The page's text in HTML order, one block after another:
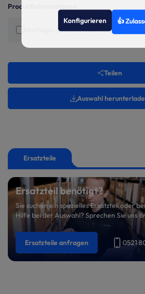
Produktinformationen
Montage- und Betriebsanleitung
Teilen
Auswahl
Ersatzteile
Ersatzteil benötigt?
Sie suchen ein spezielles Ersatzteil oder
Hilfe bei der Auswahl? Sprechen Sie uns
Ersatzteile anfragen 0521
Konfigurieren 👍